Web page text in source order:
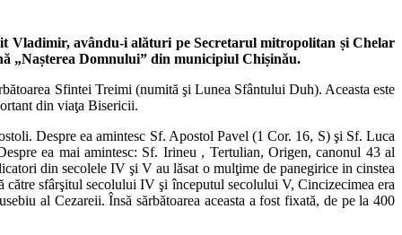
avându-i alături pe Secretarul mitropolitan și Chelar
„Nașterea Domnului” din municipiul Chișinău.
Sfintei Treimi (numită şi Lunea Sfântului Duh). Aceasta este
din viaţa Bisericii.
Despre ea amintesc Sf. Apostol Pavel (1 Cor. 16, S) şi Sf. Luca
ea mai amintesc: Sf. Irineu , Tertulian, Origen, canonul 43 al
din secolele IV şi V au lăsat o mulţime de panegirice in cinstea
către sfârşitul secolului IV şi începutul secolului V, Cincizecimea era
al Cezareii. Însă sărbătoarea aceasta a fost fixată, de pe la 400